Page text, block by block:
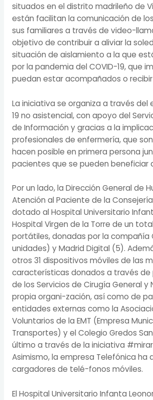
situados en el distrito madrileño de
están facilitan la comunicación de
sus familiares a través de video-
objetivo de contribuir a aliviar la
situación de aislamiento a la que
por la pandemia del COVID-19, que
puedan estar acompañados o
La iniciativa se organiza a través del
19 no asistencial, con apoyo del
de Información y gracias a la
profesionales de enfermería, que
hacen posible en primera persona
pacientes que se pueden beneficiar
Por un lado, la Dirección General de
Atención al Paciente de la
dotado al Hospital Universitario
Hospital Virgen de la Torre de un
portátiles, donadas por la compañía
unidades) y Madrid Digital (5).
otros 31 dispositivos móviles de las
características donados a través de
de los Servicios de Cirugía General y
propia organi-zación, así como de
entidades externas como la
Voluntarios de la EMT (Empresa
Transportes) y el Colegio Gredos
último a través de la iniciativa
Asimismo, la empresa Telefónica ha
cargadores de telé-fonos móviles.
El Hospital Universitario Infanta